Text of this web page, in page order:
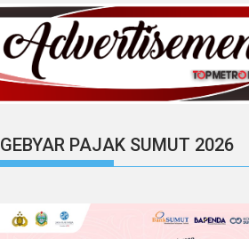
GEBYAR PAJAK SUMUT 2026